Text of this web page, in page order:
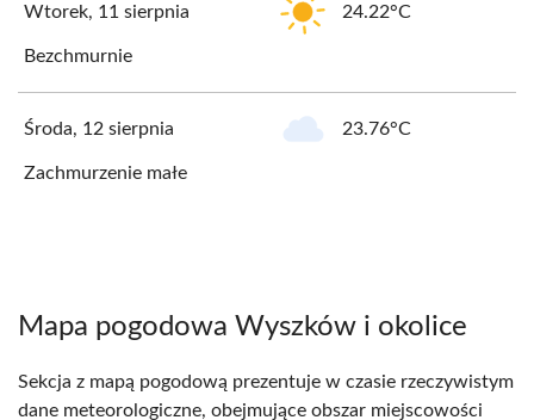
Wtorek, 11 sierpnia 24.22°C
Bezchmurnie
Środa, 12 sierpnia 23.76°C
Zachmurzenie małe
Mapa pogodowa Wyszków i okolice
Sekcja z mapą pogodową prezentuje w czasie rzeczywistym
dane meteorologiczne, obejmujące obszar miejscowości